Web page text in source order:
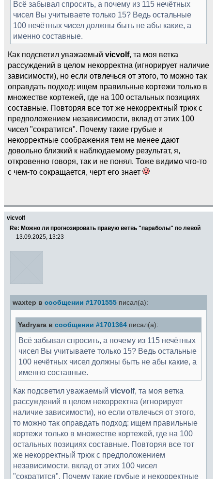
Всё забывал спросить, а почему из 115 нечётных
чисел Вы учитываете только 15? Ведь остальные
100 нечётных чисел должны быть не абы какие, а
именно составные.
Как подсветил уважаемый vicvolf, та моя ветка
рассуждений в целом некорректна (игнорирует наличие
зависимости), но если отвлечься от этого, то можно так
оправдать подход: ищем правильные кортежи только в
множестве кортежей, где на 100 остальных позициях
составные. Повторяя все тот же некорректный трюк с
предположением независимости, вклад от этих 100
чисел "сократится". Почему такие грубые и
некорректные соображения тем не менее дают
довольно близкий к наблюдаемому результат, я,
откровенно говоря, так и не понял. Тоже видимо что-то
с чем-то сокращается, черт его знает
vicvolf
Re: Можно ли прогнозировать правую ветвь "параболы" по левой
13.09.2025, 13:23
waxtep в сообщении #1701555 писал(а):
Yadryara в сообщении #1701364 писал(а):
Всё забывал спросить, а почему из 115 нечётных
чисел Вы учитываете только 15? Ведь остальные
100 нечётных чисел должны быть не абы какие, а
именно составные.
Как подсветил уважаемый vicvolf, та моя ветка
рассуждений в целом некорректна (игнорирует
наличие зависимости), но если отвлечься от этого,
то можно так оправдать подход: ищем правильные
кортежи только в множестве кортежей, где на 100
остальных позициях составные. Повторяя все тот
же некорректный трюк с предположением
независимости, вклад от этих 100 чисел
"сократится". Почему такие грубые и некорректные